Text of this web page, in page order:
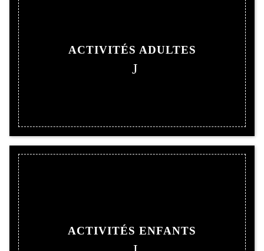
ACTIVITÉS ADULTES
ACTIVITÉS ENFANTS